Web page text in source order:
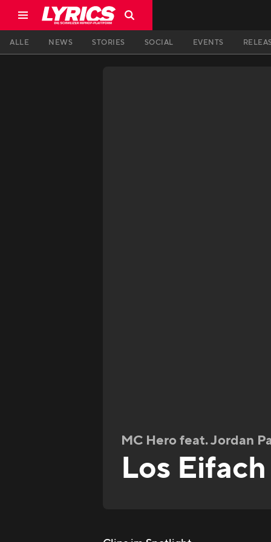
ALLE NEWS STORIES SOCIAL EVENTS
MC Hero feat. Jordan
Los Eifach